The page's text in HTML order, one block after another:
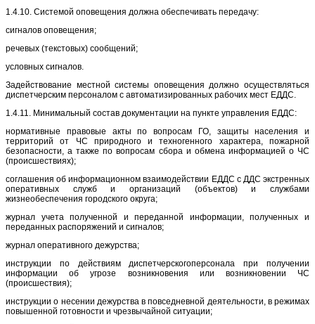
1.4.10. Системой оповещения должна обеспечивать передачу:
сигналов оповещения;
речевых (текстовых) сообщений;
условных сигналов.
Задействование местной системы оповещения должно осуществляться
диспетчерским персоналом с автоматизированных рабочих мест ЕДДС.
1.4.11. Минимальный состав документации на пункте управления ЕДДС:
нормативные правовые акты по вопросам ГО, защиты населения и
территорий от ЧС природного и техногенного характера, пожарной
безопасности, а также по вопросам сбора и обмена информацией о ЧС
(происшествиях);
соглашения об информационном взаимодействии ЕДДС с ДДС экстренных
оперативных служб и организаций (объектов) и службами
жизнеобеспечения городского округа;
журнал учета полученной и переданной информации, полученных и
переданных распоряжений и сигналов;
журнал оперативного дежурства;
инструкции по действиям диспетчерскогоперсонала при получении
информации об угрозе возникновения или возникновении ЧС
(происшествия);
инструкции о несении дежурства в повседневной деятельности, в режимах
повышенной готовности и чрезвычайной ситуации;